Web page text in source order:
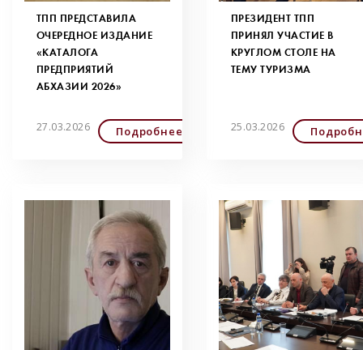
ТПП ПРЕДСТАВИЛА
ОЧЕРЕДНОЕ ИЗДАНИЕ
«КАТАЛОГА
ПРЕДПРИЯТИЙ
АБХАЗИИ 2026»
27.03.2026 Подробнее
ПРЕЗИДЕНТ ТПП
ПРИНЯЛ УЧАСТИЕ В
КРУГЛОМ СТОЛЕ НА
ТЕМУ ТУРИЗМА
25.03.2026